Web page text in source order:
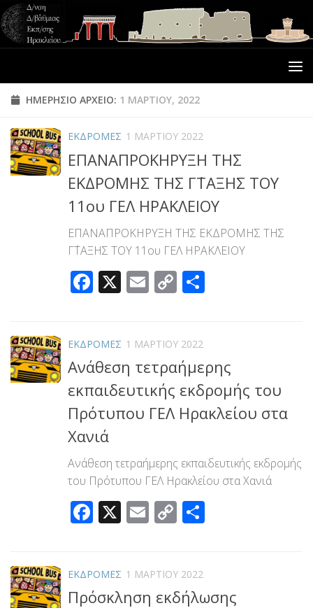
ΗΜΕΡΉΣΙΟ ΑΡΧΕΊΟ: 1 ΜΑΡΤΊΟΥ, 2022
ΕΚΔΡΟΜΕΣ 1 ΜΑΡΤΊΟΥ 2022
ΕΠΑΝΑΠΡΟΚΗΡΥΞΗ ΤΗΣ
ΕΚΔΡΟΜΗΣ ΤΗΣ Γ΄ΤΑΞΗΣ ΤΟΥ
11ου ΓΕΛ ΗΡΑΚΛΕΙΟΥ
ΕΠΑΝΑΠΡΟΚΗΡΥΞΗ ΤΗΣ ΕΚΔΡΟΜΗΣ ΤΗΣ
Γ΄ΤΑΞΗΣ ΤΟΥ 11ου ΓΕΛ ΗΡΑΚΛΕΙΟΥ
Facebook
X Email
Copy
ΕΚΔΡΟΜΕΣ 1 ΜΑΡΤΊΟΥ 2022
Ανάθεση τετραήμερης
εκπαιδευτικής εκδρομής του
Πρότυπου ΓΕΛ Ηρακλείου στα
Χανιά
Ανάθεση τετραήμερης εκπαιδευτικής εκδρομής
του Πρότυπου ΓΕΛ Ηρακλείου στα Χανιά
Facebook
X Email
Copy
ΕΚΔΡΟΜΕΣ 1 ΜΑΡΤΊΟΥ 2022
Πρόσκληση εκδήλωσης